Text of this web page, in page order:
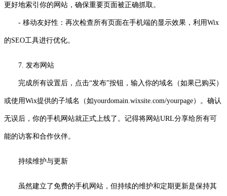
更好地索引你的网站，确保重要页面被正确抓取。
- 移动友好性：再次检查所有页面在手机端的显示效果，利用Wix
的SEO工具进行优化。
7. 发布网站
完成所有设置后，点击“发布”按钮，输入你的域名（如果已购买）
或使用Wix提供的子域名（如yourdomain.wixsite.com/yourpage）。确认
无误后，你的手机网站就正式上线了。记得将网站URL分享给所有可
能的访客和合作伙伴。
持续维护与更新
虽然建立了免费的手机网站，但持续的维护和定期更新是保持其